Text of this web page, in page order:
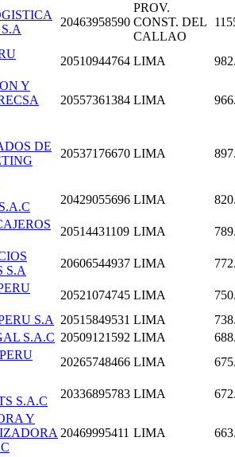
20463958590
PROV.
CONST. DEL
CALLAO
20510944764 LIMA
Y
20557361384 LIMA
DE
20537176670 LIMA
20429055696 LIMA
20514431109 LIMA
S.A
20606544937 LIMA
20521074745 LIMA
S.A 20515849531 LIMA
S.A.C 20509121592 LIMA
20265748466 LIMA
S.A.C
20336895783 LIMA
Y
20469995411 LIMA